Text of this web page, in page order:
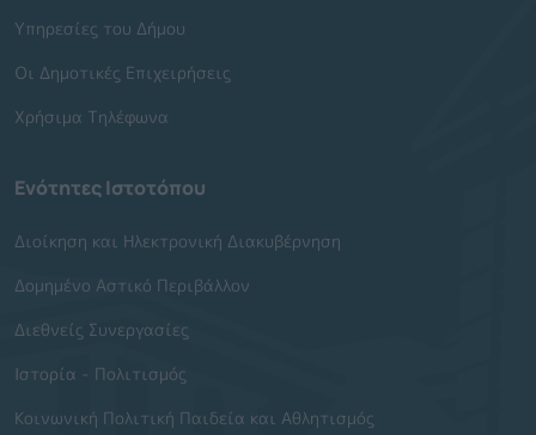
Υπηρεσίες του Δήμου
Οι Δημοτικές Επιχειρήσεις
Χρήσιμα Τηλέφωνα
Ενότητες Ιστοτόπου
Διοίκηση και Ηλεκτρονική Διακυβέρνηση
Δομημένο Αστικό Περιβάλλον
Διεθνείς Συνεργασίες
Ιστορία - Πολιτισμός
Κοινωνική Πολιτική Παιδεία και Αθλητισμός